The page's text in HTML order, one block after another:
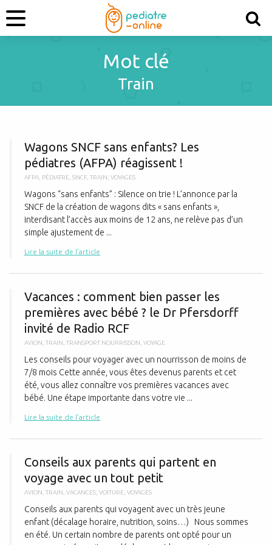
Mot clé
Train
Wagons SNCF sans enfants? Les
pédiatres (AFPA) réagissent !
AFPA PÉDIATRE SNCF TRAIN VOYAGES
Wagons “sans enfants” : Silence on trie ! L’annonce par la
SNCF de la création de wagons dits « sans enfants »,
interdisant l’accès aux moins de 12 ans, ne relève pas d’un
simple ajustement de ...
Lire la suite de l'article
Vacances : comment bien passer les
premières avec bébé ? le Dr Pfersdorff
invité de Radio RCF
AVION TRAIN TRANSPORT NOURRISSON VOYAGE
Les conseils pour voyager avec un nourrisson de moins de
7/8 mois Cette année, vous êtes devenus parents et cet
été, vous allez connaître vos premières vacances avec
bébé. Une étape importante dans votre vie ...
Lire la suite de l'article
Conseils aux parents qui partent en
voyage avec un tout petit
AVION TRAIN VACANCES VOITURE VOYAGES
Conseils aux parents qui voyagent avec un très jeune
enfant (décalage horaire, nutrition, soins…) Nous sommes
en été. Un certain nombre de parents ont opté pour un